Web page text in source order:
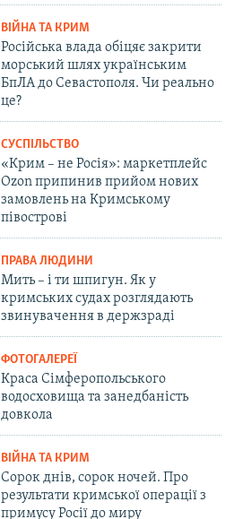
ВІЙНА ТА КРИМ
Російська влада обіцяє закрити
морський шлях українським
БпЛА до Севастополя. Чи реально
це?
СУСПІЛЬСТВО
«Крим – не Росія»: маркетплейс
Ozon припинив прийом нових
замовлень на Кримському
півострові
ПРАВА ЛЮДИНИ
Мить – і ти шпигун. Як у
кримських судах розглядають
звинувачення в держзраді
ФОТОГАЛЕРЕЇ
Краса Сімферопольського
водосховища та занедбаність
довкола
ВІЙНА ТА КРИМ
Сорок днів, сорок ночей. Про
результати кримської операції з
примусу Росії до миру